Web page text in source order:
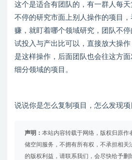
这个是适合有团队的，有一群人每天
不停的研究市面上别人操作的项目
赚，就盯着哪个领域研究，团队不
试投入与产出比可以，直接放大操
是这样操作，后面团队也会往这方
细分领域的项目。
说说你是怎么复制项目，怎么发现
声明： 本站内容转载于网络，版权归原作
储空间服务，不拥有所有权，不承担相关
的版权利益，请联系我们，会尽快给予删